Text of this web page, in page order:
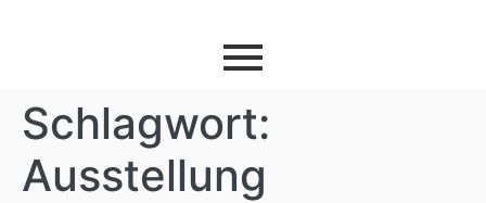
Schlagwort:
Ausstellung